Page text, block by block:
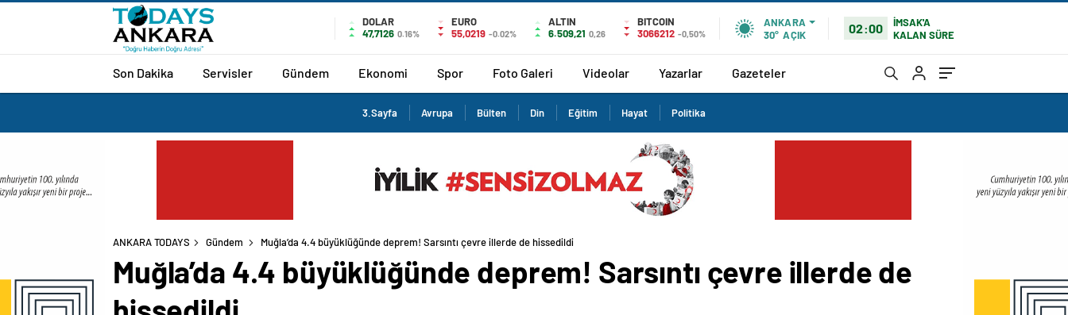
DOLAR
47,7126 0.16%
EURO
55,0219 -0.02%
ALTIN
6.509,21 0,26
BITCOIN
3066212 -0,50%
ANKARA
30° AÇIK 02:00
İMSAK'A
KALAN SÜRE
Son Dakika Servisler Gündem Ekonomi Spor Foto Galeri Videolar Yazarlar Gazeteler
3.Sayfa Avrupa Bülten Din Eğitim Hayat Politika
ANKARA TODAYS Gündem Muğla’da 4.4 büyüklüğünde deprem! Sarsıntı çevre illerde de hissedildi
Muğla’da 4.4 büyüklüğünde deprem! Sarsıntı çevre illerde de